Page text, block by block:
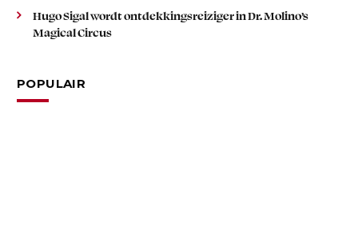
Hugo Sigal wordt ontdekkingsreiziger in Dr. Molino’s
Magical Circus
POPULAIR